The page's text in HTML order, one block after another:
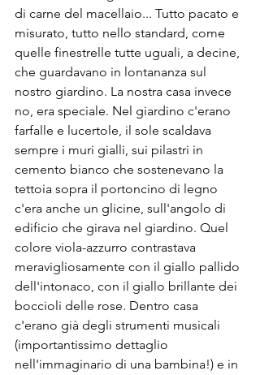
di carne del macellaio... Tutto pacato e
misurato, tutto nello standard, come
quelle finestrelle tutte uguali, a decine,
che guardavano in lontananza sul
nostro giardino. La nostra casa invece
no, era speciale. Nel giardino c'erano
farfalle e lucertole, il sole scaldava
sempre i muri gialli, sui pilastri in
cemento bianco che sostenevano la
tettoia sopra il portoncino di legno
c'era anche un glicine, sull'angolo di
edificio che girava nel giardino. Quel
colore viola-azzurro contrastava
meravigliosamente con il giallo pallido
dell'intonaco, con il giallo brillante dei
boccioli delle rose. Dentro casa
c'erano già degli strumenti musicali
(importantissimo dettaglio
nell'immaginario di una bambina!) e in